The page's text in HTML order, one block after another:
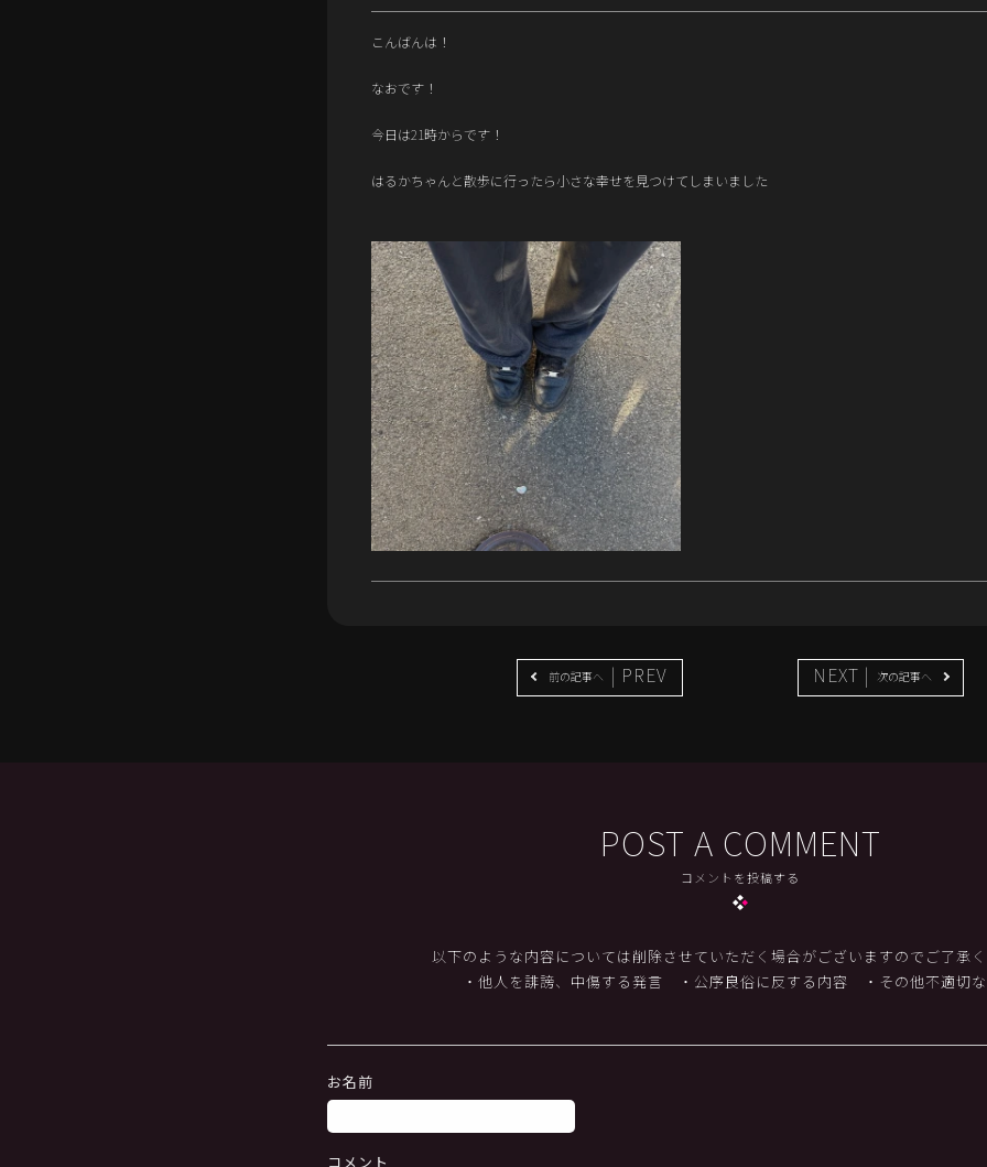
こんばんは！
なおです！
今日は21時からです！
はるかちゃんと散歩に行ったら小さな幸せを見つけてしまいました
前の記事へ | PREV NEXT | 次の記事へ
POST A COMMENT
コメントを投稿する
以下のような内容については削除させていただく場合がございますのでご了承く
・他人を誹謗、中傷する発言
・公序良俗に反する内容 ・その他不適切
お名前
コメント